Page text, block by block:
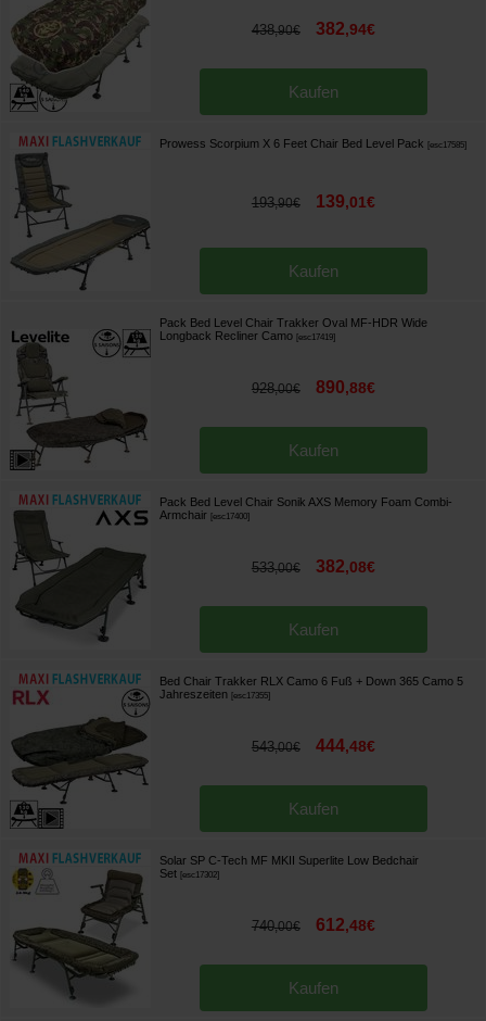
438,90€ 382,94€
Kaufen
Prowess Scorpium X 6 Feet Chair Bed Level Pack [esc17585]
193,90€ 139,01€
Kaufen
Pack Bed Level Chair Trakker Oval MF-HDR Wide
Longback Recliner Camo [esc17419]
928,00€ 890,88€
Kaufen
Pack Bed Level Chair Sonik AXS Memory Foam Combi-
Armchair [esc17400]
533,00€ 382,08€
Kaufen
Bed Chair Trakker RLX Camo 6 Fuß + Down 365 Camo 5
Jahreszeiten [esc17355]
543,00€ 444,48€
Kaufen
Solar SP C-Tech MF MKII Superlite Low Bedchair
Set [esc17302]
740,00€ 612,48€
Kaufen